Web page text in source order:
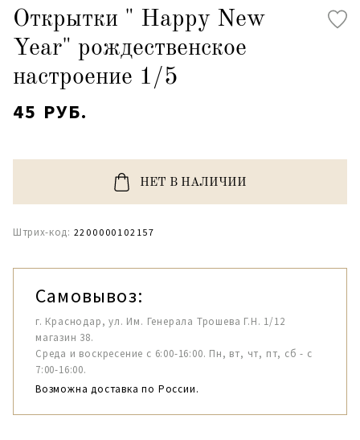
Открытки " Happy New
Year" рождественское
настроение 1/5
45 РУБ.
НЕТ В НАЛИЧИИ
Штрих-код: 2200000102157
Самовывоз:
г. Краснодар, ул. Им. Генерала Трошева Г.Н. 1/12
магазин 38.
Среда и воскресение с 6:00-16:00. Пн, вт, чт, пт, сб - с
7:00-16:00.
Возможна доставка по России.